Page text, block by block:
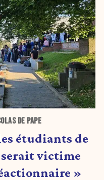
DE PAPE
étudiants de
serait victime
»